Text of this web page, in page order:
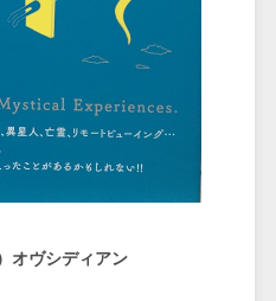
ヴシディアン